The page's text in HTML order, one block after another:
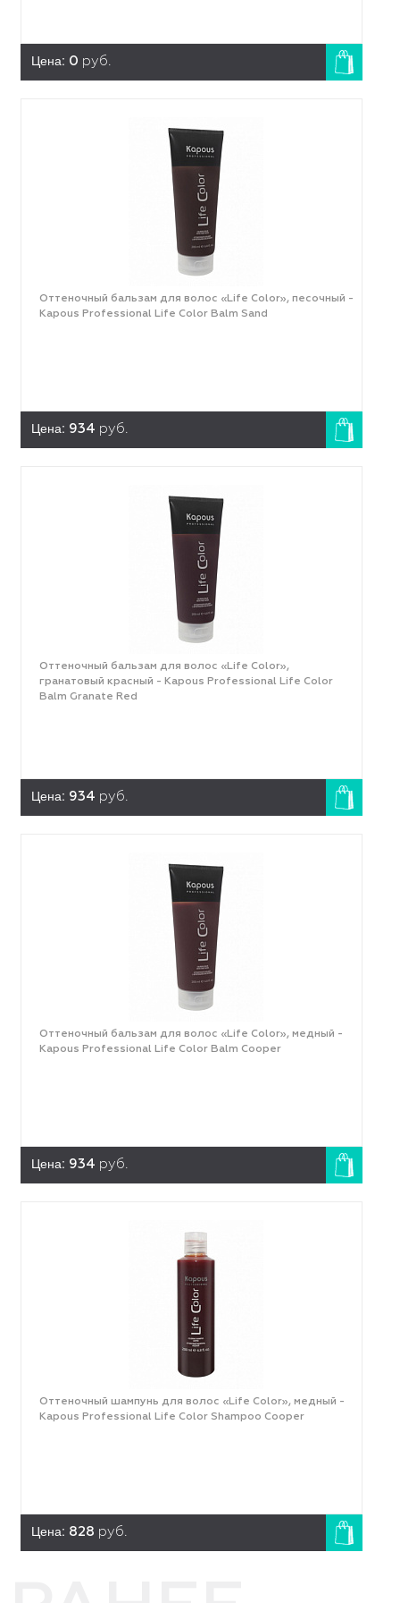
Цена: 0 руб.
Оттеночный бальзам для волос «Life Color», песочный -
Kapous Professional Life Color Balm Sand
Цена: 934 руб.
Оттеночный бальзам для волос «Life Color»,
гранатовый красный - Kapous Professional Life Color
Balm Granate Red
Цена: 934 руб.
Оттеночный бальзам для волос «Life Color», медный -
Kapous Professional Life Color Balm Cooper
Цена: 934 руб.
Оттеночный шампунь для волос «Life Color», медный -
Kapous Professional Life Color Shampoo Cooper
Цена: 828 руб.